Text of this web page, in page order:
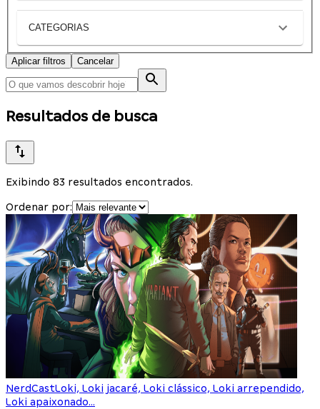
CATEGORIAS
Aplicar filtros Cancelar
Resultados de busca
Exibindo 83 resultados encontrados.
Ordenar por:
NerdCastLoki, Loki jacaré, Loki clássico, Loki arrependido,
Loki apaixonado...